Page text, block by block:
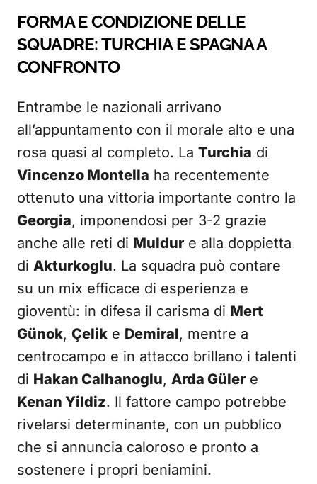
FORMA E CONDIZIONE DELLE
SQUADRE: TURCHIA E SPAGNA A
CONFRONTO
Entrambe le nazionali arrivano
all’appuntamento con il morale alto e una
rosa quasi al completo. La Turchia di
Vincenzo Montella ha recentemente
ottenuto una vittoria importante contro la
Georgia, imponendosi per 3-2 grazie
anche alle reti di Muldur e alla doppietta
di Akturkoglu. La squadra può contare
su un mix efficace di esperienza e
gioventù: in difesa il carisma di Mert
Günok, Çelik e Demiral, mentre a
centrocampo e in attacco brillano i talenti
di Hakan Calhanoglu, Arda Güler e
Kenan Yildiz. Il fattore campo potrebbe
rivelarsi determinante, con un pubblico
che si annuncia caloroso e pronto a
sostenere i propri beniamini.